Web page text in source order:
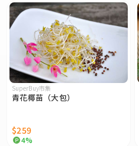
SuperBuy市集
青花椰苗（大包）
$259
4%